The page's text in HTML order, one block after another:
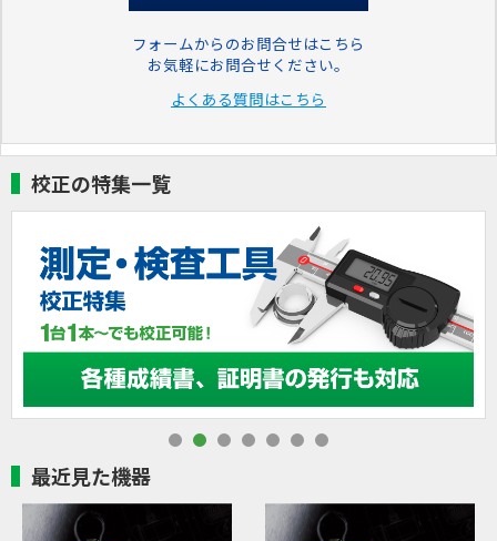
フォームからのお問合せはこちら
お気軽にお問合せください。
よくある質問はこちら
校正の特集一覧
最近見た機器